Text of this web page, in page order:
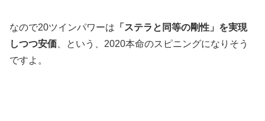
なので20ツインパワーは 「ステラと同等の剛性」を実現
しつつ安価 、という、2020本命のスピニングになりそう
ですよ。